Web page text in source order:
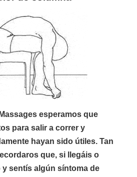
esperamos que
para salir a correr y
hayan sido útiles. Tan
que, si llegáis o
sentís algún síntoma de